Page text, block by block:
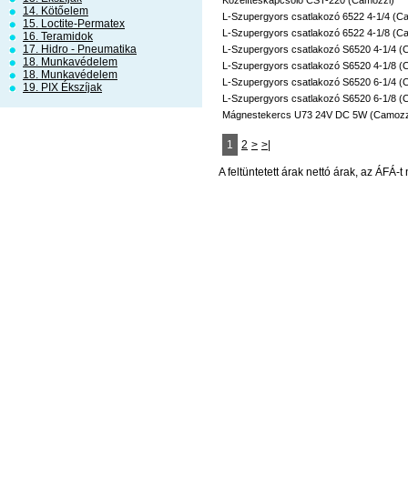
14. Kötőelem
15. Loctite-Permatex
16. Teramidok
17. Hidro - Pneumatika
18. Munkavédelem
18. Munkavédelem
19. PIX Ékszíjak
L-Szupergyors csatlakozó 6522 4-1/4
L-Szupergyors csatlakozó 6522 4-1/8
L-Szupergyors csatlakozó S6520 4-1/4
L-Szupergyors csatlakozó S6520 4-1/8
L-Szupergyors csatlakozó S6520 6-1/4
L-Szupergyors csatlakozó S6520 6-1/8
Mágnestekercs U73 24V DC 5W
1 2 > >|
A feltüntetett árak nettó árak, az ÁFÁ-t